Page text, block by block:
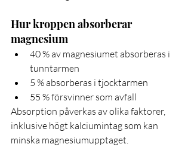
Hur kroppen absorberar
magnesium
40 % av magnesiumet absorberas i
tunntarmen
5 % absorberas i tjocktarmen
55 % försvinner som avfall
Absorption påverkas av olika faktorer,
inklusive högt kalciumintag som kan
minska magnesiumupptaget.